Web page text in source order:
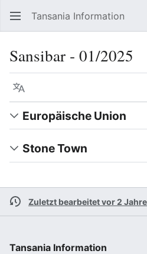
Tansania Information
Sansibar ‐ 01/2025
Sprache
Europäische Union
Stone Town
Zuletzt bearbeitet vor 2
Tansania Information